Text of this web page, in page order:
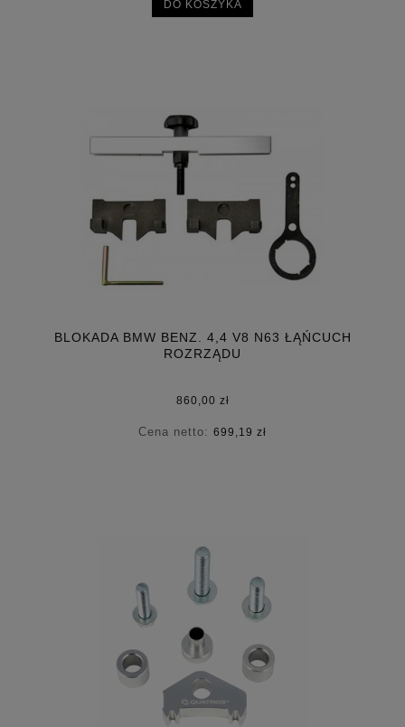
DO KOSZYKA
BLOKADA BMW BENZ. 4,4 V8 N63 ŁĄŃCUCH
ROZRZĄDU
860,00 zł
Cena netto: 699,19 zł